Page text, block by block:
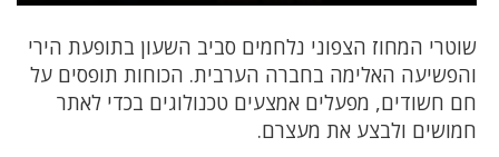
שוטרי המחוז הצפוני נלחמים סביב השעון בתופעת הירי
והפשיעה האלימה בחברה הערבית. הכוחות תופסים על
חם חשודים, מפעלים אמצעים טכנולוגים בכדי לאתר
חמושים ולבצע את מעצרם.